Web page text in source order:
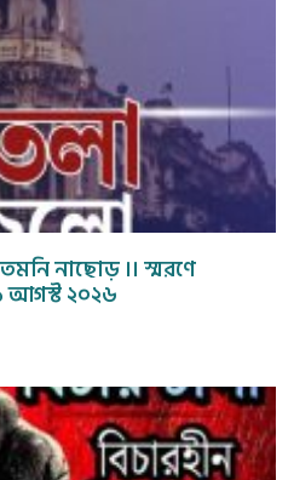
নাছোড় ।। স্মরণে
আগস্ট ২০২৬